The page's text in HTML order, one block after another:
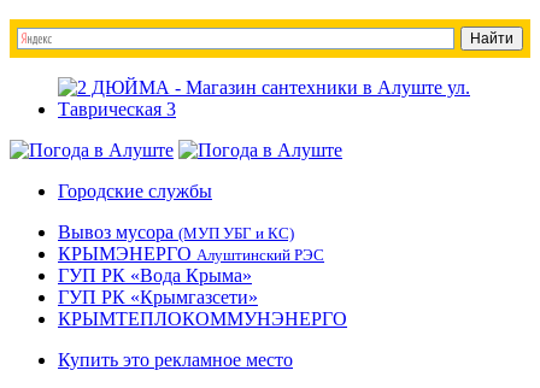
Городские службы
Вывоз мусора (МУП УБГ и КС)
КРЫМЭНЕРГО Алуштинский РЭС
ГУП РК «Вода Крыма»
ГУП РК «Крымгазсети»
КРЫМТЕПЛОКОММУНЭНЕРГО
Купить это рекламное место